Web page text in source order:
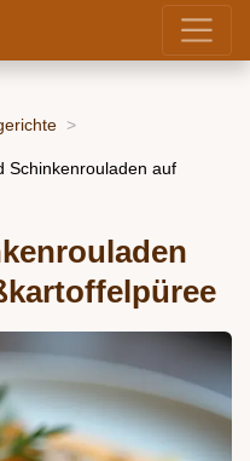
Schinkenrouladen auf